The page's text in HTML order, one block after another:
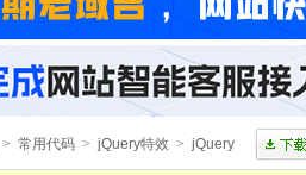
> 常用代码 > jQuery特效 > jQuery